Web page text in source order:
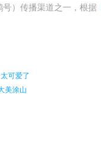
）传播渠道之一，根据
可爱了
美涂山